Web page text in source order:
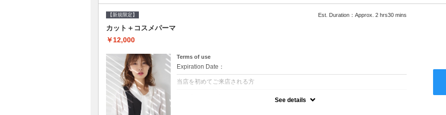
【新規限定】 Est. Duration：Approx. 2 hrs30 mins
カット＋コスメパーマ
￥12,000
Terms of use
Expiration Date：
当店を初めてご来店される方
See details